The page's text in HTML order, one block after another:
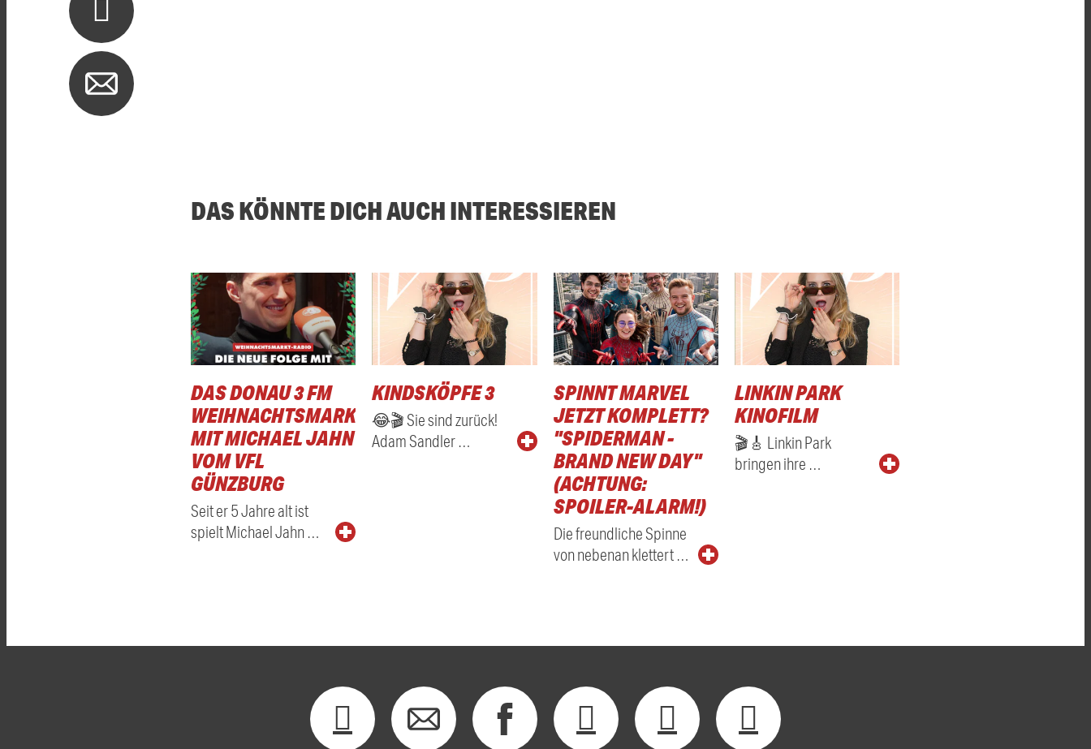
DAS KÖNNTE DICH AUCH INTERESSIEREN
DAS DONAU 3 FM
WEIHNACHTSMARKTRADIO
MIT MICHAEL JAHN
VOM VFL
GÜNZBURG
Seit er 5 Jahre alt ist
spielt Michael Jahn …
KINDSKÖPFE 3
😂🎬 Sie sind zurück!
Adam Sandler …
SPINNT MARVEL
JETZT KOMPLETT?
"SPIDERMAN -
BRAND NEW DAY"
(ACHTUNG:
SPOILER-ALARM!)
Die freundliche Spinne
von nebenan klettert …
LINKIN PARK
KINOFILM
🎬🎸 Linkin Park
bringen ihre …